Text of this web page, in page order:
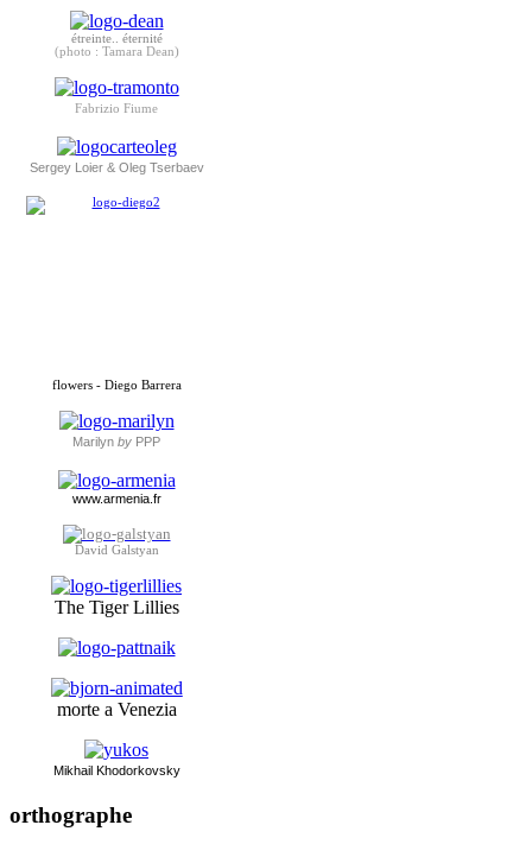
étreinte.. éternité
(photo : Tamara Dean)
Fabrizio Fiume
Sergey Loier & Oleg Tserbaev
flowers - Diego Barrera
Marilyn by PPP
www.armenia.fr
David Galstyan
The Tiger Lillies
morte a Venezia
Mikhail Khodorkovsky
orthographe